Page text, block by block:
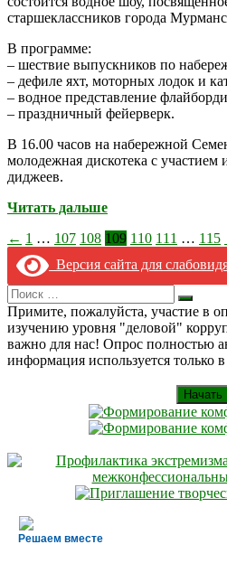
старшеклассников города
В программе:
– шествие выпускников по
– дефиле яхт, моторных лодок и
– водное представление
– праздничный фейерверк.
В 16.00 часов на набережной
молодежная дискотека с
диджеев.
Читать дальше
Пагинация
записей
← 1 … 107 108 109 110 111 … 115
Версия сайта для
Search
for:
Искать
Примите, пожалуйста, участие в
изучению уровня "деловой"
важно для нас! Опрос полностью
информация используется только
Начать
Решаем вместе